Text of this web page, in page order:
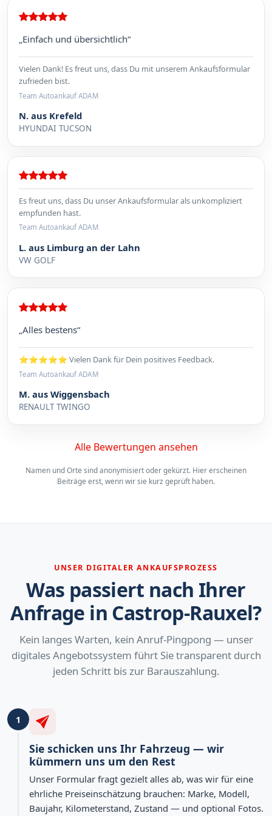
„Einfach und übersichtlich“
Vielen Dank! Es freut uns, dass Du mit unserem Ankaufsformular
zufrieden bist.
Team Autoankauf ADAM
N. aus Krefeld
HYUNDAI TUCSON
Es freut uns, dass Du unser Ankaufsformular als unkompliziert
empfunden hast.
Team Autoankauf ADAM
L. aus Limburg an der Lahn
VW GOLF
„Alles bestens“
⭐⭐⭐⭐⭐ Vielen Dank für Dein positives Feedback.
Team Autoankauf ADAM
M. aus Wiggensbach
RENAULT TWINGO
Alle Bewertungen ansehen
Namen und Orte sind anonymisiert oder gekürzt. Hier erscheinen
Beiträge erst, wenn wir sie kurz geprüft haben.
UNSER DIGITALER ANKAUFSPROZESS
Was passiert nach Ihrer
Anfrage in Castrop-Rauxel?
Kein langes Warten, kein Anruf-Pingpong — unser
digitales Angebotssystem führt Sie transparent durch
jeden Schritt bis zur Barauszahlung.
1
Sie schicken uns Ihr Fahrzeug — wir
kümmern uns um den Rest
Unser Formular fragt gezielt alles ab, was wir für eine
ehrliche Preiseinschätzung brauchen: Marke, Modell,
Baujahr, Kilometerstand, Zustand — und optional Fotos.